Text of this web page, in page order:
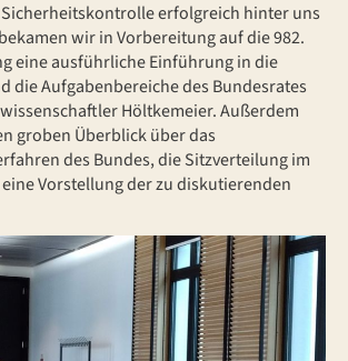
erfolgreich hinter uns
wir in Vorbereitung auf die 982.
eine ausführliche Einführung in die
die Aufgabenbereiche des Bundesrates
Höltkemeier. Außerdem
groben Überblick über das
des Bundes, die Sitzverteilung im
Vorstellung der zu diskutierenden